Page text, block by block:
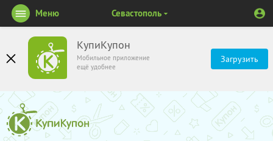
КупиКупон
Мобильное приложение
ещё удобнее
Загрузить
Меню Севастополь